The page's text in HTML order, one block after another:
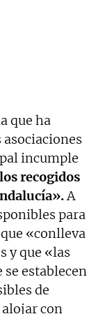
que ha
asociaciones
incumple
recogidos
A
para
«conlleva
y que «las
establecen
de
con